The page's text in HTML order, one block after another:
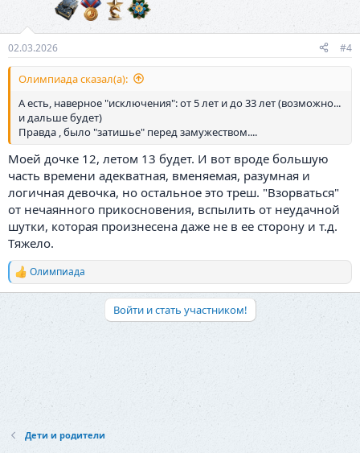
02.03.2026 #4
Олимпиада сказал(а):
А есть, наверное "исключения": от 5 лет и до 33 лет (возможно...
и дальше будет)
Правда , было "затишье" перед замужеством....
Моей дочке 12, летом 13 будет. И вот вроде большую
часть времени адекватная, вменяемая, разумная и
логичная девочка, но остальное это треш. "Взорваться"
от нечаянного прикосновения, вспылить от неудачной
шутки, которая произнесена даже не в ее сторону и т.д.
Тяжело.
Р
е
Олимпиада
Войти и стать участником!
Дети и родители